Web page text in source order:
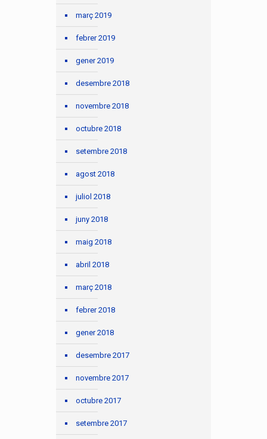
març 2019
febrer 2019
gener 2019
desembre 2018
novembre 2018
octubre 2018
setembre 2018
agost 2018
juliol 2018
juny 2018
maig 2018
abril 2018
març 2018
febrer 2018
gener 2018
desembre 2017
novembre 2017
octubre 2017
setembre 2017